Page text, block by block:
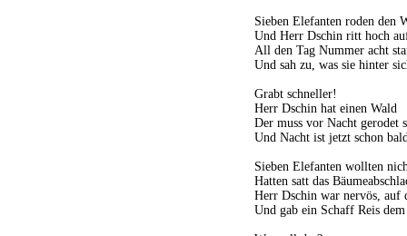
Sieben Elefanten roden den
Und Herr Dschin ritt hoch
All den Tag Nummer acht
Und sah zu, was sie hinter
Grabt schneller!
Herr Dschin hat einen Wald
Der muss vor Nacht gerodet
Und Nacht ist jetzt schon
Sieben Elefanten wollten
Hatten satt das
Herr Dschin war nervös, auf
Und gab ein Schaff Reis